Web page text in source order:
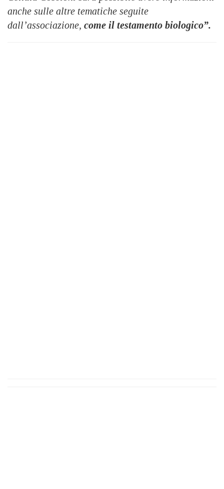
anche sulle altre tematiche seguite
dall’associazione, come il testamento biologico”.